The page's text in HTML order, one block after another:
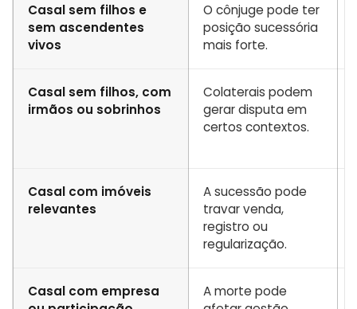
Casal sem filhos e
sem ascendentes
vivos
O cônjuge pode ter
posição sucessória
mais forte.
Casal sem filhos, com
irmãos ou sobrinhos
Colaterais podem
gerar disputa em
certos contextos.
Casal com imóveis
relevantes
A sucessão pode
travar venda,
registro ou
regularização.
Casal com empresa
A morte pode